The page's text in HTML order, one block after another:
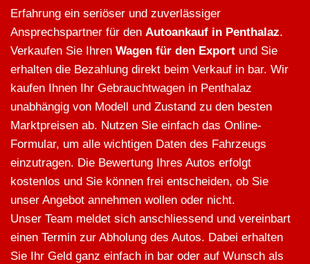
Erfahrung ein seriöser und zuverlässiger
Ansprechspartner für den Autoankauf in Penthalaz.
Verkaufen Sie Ihren Wagen für den Export und Sie
erhalten die Bezahlung direkt beim Verkauf in bar. Wir
kaufen Ihnen Ihr Gebrauchtwagen in Penthalaz
unabhängig von Modell und Zustand zu den besten
Marktpreisen ab. Nutzen Sie einfach das Online-
Formular, um alle wichtigen Daten des Fahrzeugs
einzutragen. Die Bewertung Ihres Autos erfolgt
kostenlos und Sie können frei entscheiden, ob Sie
unser Angebot annehmen wollen oder nicht.
Unser Team meldet sich anschliessend und vereinbart
einen Termin zur Abholung des Autos. Dabei erhalten
Sie Ihr Geld ganz einfach in bar oder auf Wunsch als